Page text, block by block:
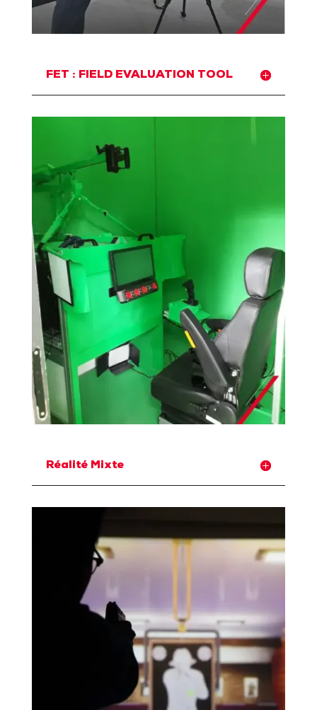
FET : FIELD EVALUATION TOOL
Réalité Mixte